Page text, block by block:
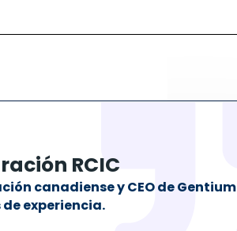
RCIC
canadiense y CEO de Gentium
experiencia.